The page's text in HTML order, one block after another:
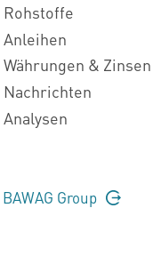
Rohstoffe
Anleihen
Währungen & Zinsen
Nachrichten
Analysen
BAWAG Group